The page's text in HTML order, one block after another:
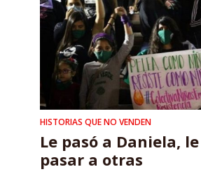
HISTORIAS QUE NO VENDEN
Le pasó a Daniela,
pasar a otras